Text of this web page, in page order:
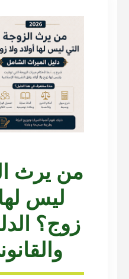
من يرث
ليس لها
زوج؟
والقانوني